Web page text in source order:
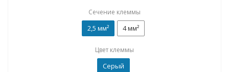
Сечение клеммы
2,5 мм² 4 мм²
Цвет клеммы
Серый